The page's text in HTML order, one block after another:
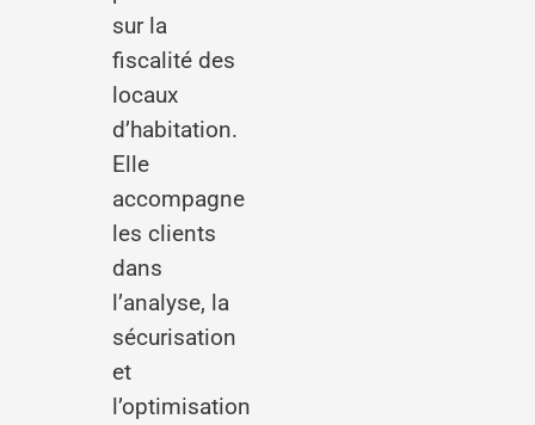
sur la
fiscalité des
locaux
d’habitation.
Elle
accompagne
les clients
dans
l’analyse, la
sécurisation
et
l’optimisation